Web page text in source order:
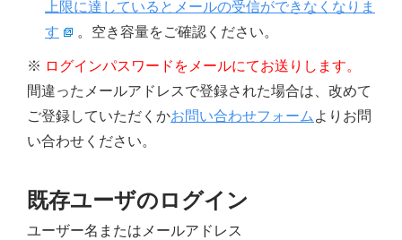
上限に達しているとメールの受信ができなくなりま
す
。空き容量をご確認ください。
※ ログインパスワードをメールにてお送りします。
間違ったメールアドレスで登録された場合は、改めて
ご登録していただくかお問い合わせフォーム よりお問
い合わせください。
既存ユーザのログイン
ユーザー名またはメールアドレス